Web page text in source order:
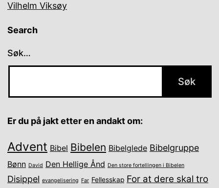
Vilhelm Viksøy
Search
Søk…
Er du på jakt etter en andakt om:
Advent Bibel Bibelen Bibelglede Bibelgruppe
Bønn David Den Hellige Ånd Den store fortellingen i Bibelen
Disippel evangelisering Far Fellesskap For at dere skal tro